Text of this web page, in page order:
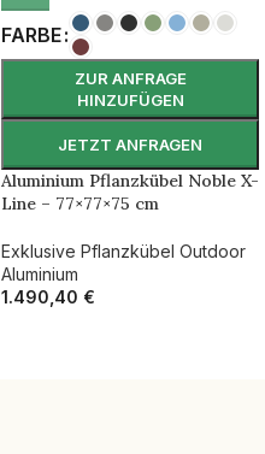
FARBE
ZUR ANFRAGE
HINZUFÜGEN
JETZT ANFRAGEN
Aluminium Pflanzkübel Noble X-
Line – 77×77×75 cm
Exklusive Pflanzkübel Outdoor
Aluminium
1.490,40 €